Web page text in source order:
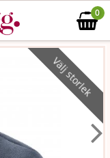
0
Välj storlek